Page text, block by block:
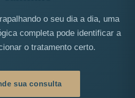
o seu dia a dia, uma
completa pode identificar a
o tratamento certo.
sua consulta